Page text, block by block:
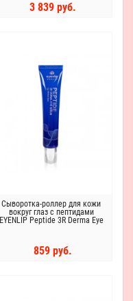
3 839 руб.
Сыворотка-роллер для кожи
вокруг глаз с пептидами
EYENLIP Peptide 3R Derma Eye
859 руб.